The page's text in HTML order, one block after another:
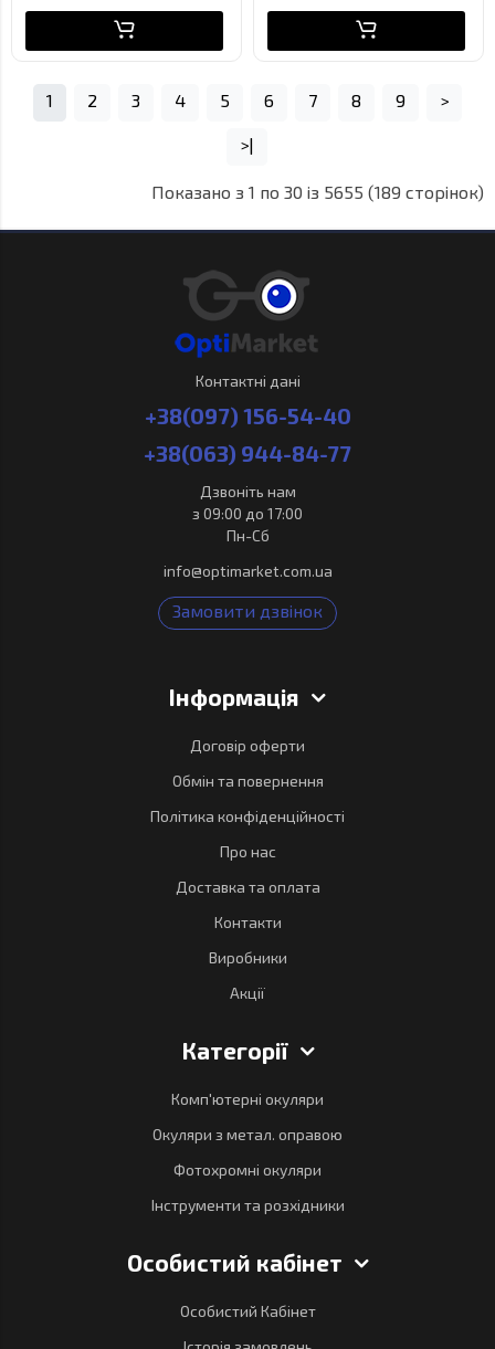
оправою
1 2 3 4 5 6 7 8 9 >
>|
Показано з 1 по 30 із 5655 (189 сторінок)
Контактні дані
+38(097) 156-54-40
+38(063) 944-84-77
Дзвоніть нам
з 09:00 до 17:00
Пн-Сб
info@optimarket.com.ua
Замовити дзвінок
Інформація
Договір оферти
Обмін та повернення
Політика конфіденційності
Про нас
Доставка та оплата
Контакти
Виробники
Акції
Категорії
Комп'ютерні окуляри
Окуляри з метал. оправою
Фотохромні окуляри
Інструменти та розхідники
Особистий кабінет
Особистий Кабінет